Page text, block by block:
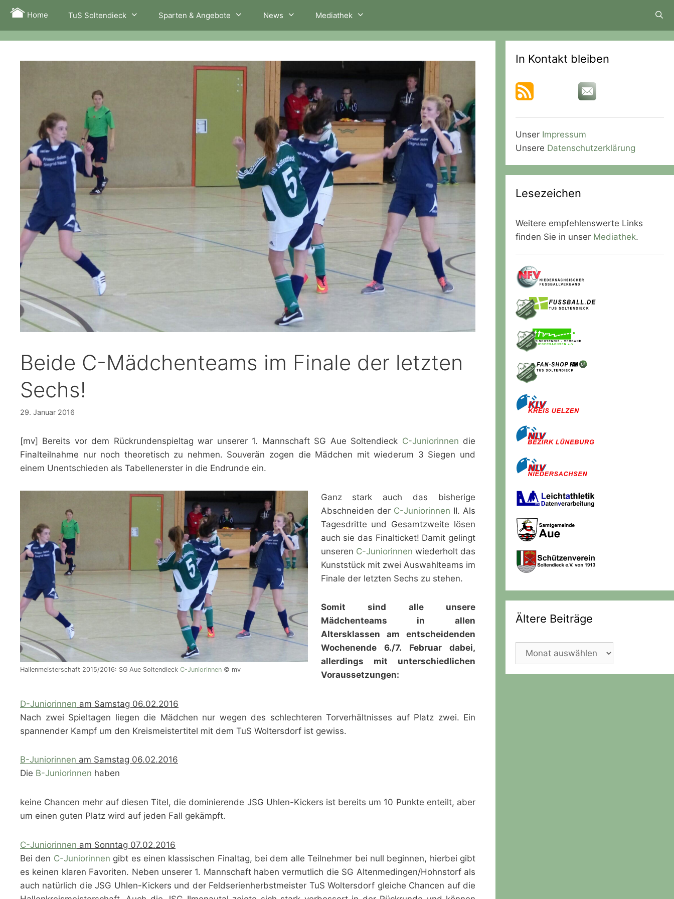
Zum
Inhalt
springen
Home TuS Soltendieck Sparten & Angebote News Mediathek
Beide C-Mädchenteams im Finale der letzten
Sechs!
29. Januar 2016
[mv] Bereits vor dem Rückrundenspieltag war unserer 1. Mannschaft SG Aue Soltendieck C-Juniorinnen die
Finalteilnahme nur noch theoretisch zu nehmen. Souverän zogen die Mädchen mit wiederum 3 Siegen und
einem Unentschieden als Tabellenerster in die Endrunde ein.
Hallenmeisterschaft 2015/2016: SG Aue Soltendieck C-Juniorinnen © mv
Ganz stark auch das bisherige
Abschneiden der C-Juniorinnen II. Als
Tagesdritte und Gesamtzweite lösen
auch sie das Finalticket! Damit gelingt
unseren C-Juniorinnen wiederholt das
Kunststück mit zwei Auswahlteams im
Finale der letzten Sechs zu stehen.
Somit sind alle unsere
Mädchenteams in allen
Altersklassen am entscheidenden
Wochenende 6./7. Februar dabei,
allerdings mit unterschiedlichen
Voraussetzungen:
D-Juniorinnen am Samstag 06.02.2016
Nach zwei Spieltagen liegen die Mädchen nur wegen des schlechteren Torverhältnisses auf Platz zwei. Ein
spannender Kampf um den Kreismeistertitel mit dem TuS Woltersdorf ist gewiss.
B-Juniorinnen am Samstag 06.02.2016
Die B-Juniorinnen haben
keine Chancen mehr auf diesen Titel, die dominierende JSG Uhlen-Kickers ist bereits um 10 Punkte enteilt, aber
um einen guten Platz wird auf jeden Fall gekämpft.
C-Juniorinnen am Sonntag 07.02.2016
Bei den C-Juniorinnen gibt es einen klassischen Finaltag, bei dem alle Teilnehmer bei null beginnen, hierbei gibt
es keinen klaren Favoriten. Neben unserer 1. Mannschaft haben vermutlich die SG Altenmedingen/Hohnstorf als
auch natürlich die JSG Uhlen-Kickers und der Feldserienherbstmeister TuS Woltersdorf gleiche Chancen auf die
In Kontakt bleiben
Unser Impressum
Unsere Datenschutzerklärung
Lesezeichen
Weitere empfehlenswerte Links
finden Sie in unser Mediathek.
Ältere Beiträge
Ältere
Beiträge